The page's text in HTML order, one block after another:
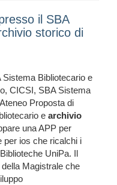
il SBA
storico di
Bibliotecario e
CICSI, SBA Sistema
Proposta di
e archivio
una APP per
per ios che ricalchi i
UniPa. Il
Magistrale che